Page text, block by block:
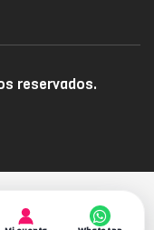
reservados.